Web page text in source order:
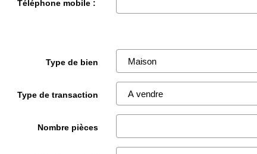
Téléphone mobile :
Type de bien
Type de transaction
Nombre pièces